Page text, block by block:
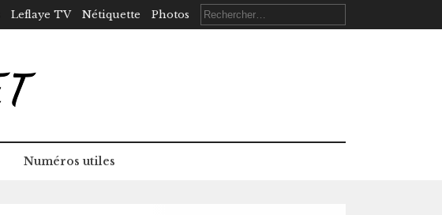
Leflaye TV Nétiquette Photos Rechercher :
Numéros utiles